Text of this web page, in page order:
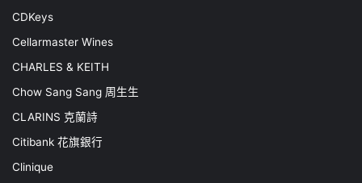
CDKeys
Cellarmaster Wines
CHARLES & KEITH
Chow Sang Sang 周生生
CLARINS 克蘭詩
Citibank 花旗銀行
Clinique